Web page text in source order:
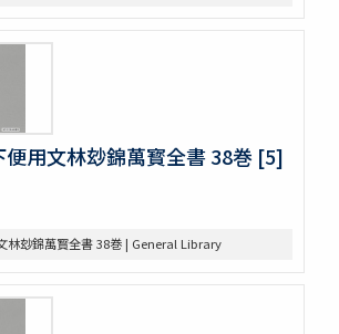
流記資財事
用文林玅錦萬寳全書 38巻 [5]
林玅錦萬寳全書 38巻 | General Library